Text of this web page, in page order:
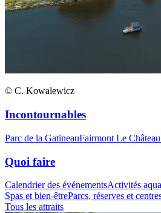
© C. Kowalewicz
Incontournables
Parc de la GatineauFairmont Le
Quoi faire
Calendrier des événementsActivités
Spas et bien-êtreParcs, réserves et
Tous les attraits